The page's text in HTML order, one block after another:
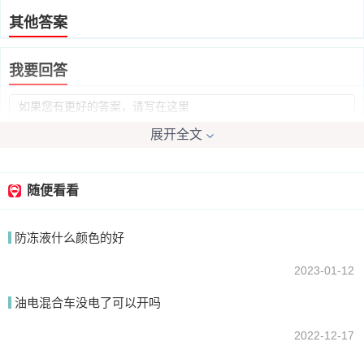
其他答案
我要回答
提交
展开全文
随便看看
防冻液什么颜色的好
2023-01-12
油电混合车没电了可以开吗
2022-12-17